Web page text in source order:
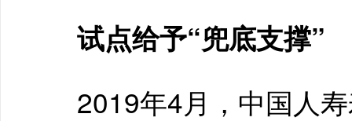
试点给予“兜底支撑”
2019年4月，中国人寿